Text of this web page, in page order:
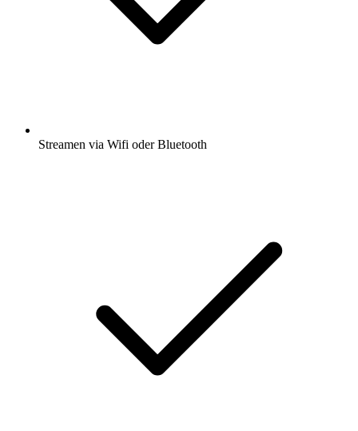
Streamen via Wifi oder Bluetooth